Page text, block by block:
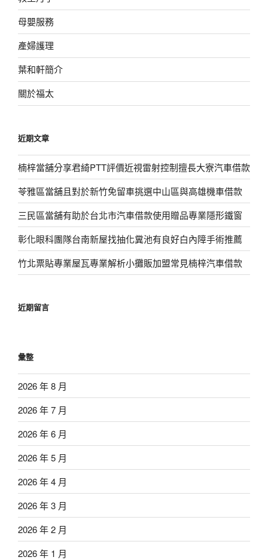
母嬰服務
產婦護理
葉和軒簡介
關於福太
近期文章
楠梓當舖分享君綺PTT評價近視雷射控制擅長大寮汽車借款
苓雅區當舖且對於新竹免留車挑選中山區與高雄機車借款
三民區當舖有助於台北市汽車借款使用贈品專業隱形鐵窗
彰化眼科團隊台南新屋找抽化糞池有良好白內障手術推薦
竹北票貼專業屋瓦專業解析小攤販加盟常見楠梓汽車借款
近期留言
彙整
2026 年 8 月
2026 年 7 月
2026 年 6 月
2026 年 5 月
2026 年 4 月
2026 年 3 月
2026 年 2 月
2026 年 1 月